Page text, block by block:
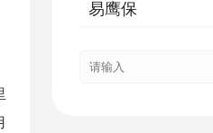
易鹰保